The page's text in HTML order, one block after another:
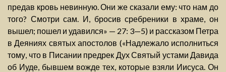
предав кровь невинную. Они же сказали ему: что нам до
того? Смотри сам. И, бросив сребреники в храме, он
вышел; пошел и удавился» — 27: 3—5) и рассказом Петра
в Деяниях святых апостолов («Надлежало исполниться
тому, что в Писании предрек Дух Святый устами Давида
об Иуде, бывшем вожде тех, которые взяли Иисуса. Он